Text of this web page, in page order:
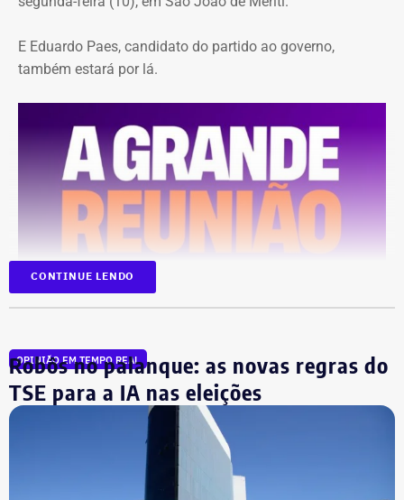
E Eduardo Paes, candidato do partido ao governo,
também estará por lá.
CONTINUE LENDO
OPINIÃO EM TEMPO REAL
Robôs no palanque: as novas regras do
TSE para a IA nas eleições